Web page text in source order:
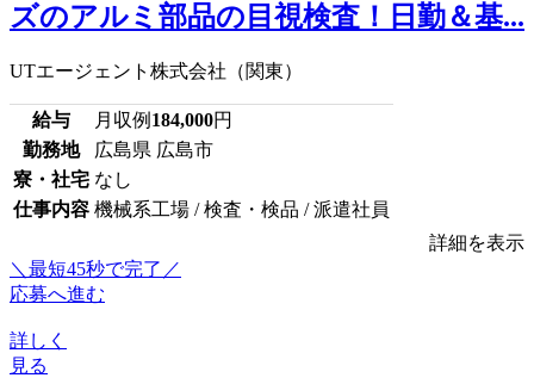
ズのアルミ部品の目視検査！日勤＆基...
UTエージェント株式会社（関東）
給与 月収例 184,000円
勤務地
広島県 広島市
寮・社宅 なし
仕事内容 機械系工場 / 検査・検品 / 派遣社員
詳細を表示
＼最短45秒で完了／
応募へ進む
詳しく
見る